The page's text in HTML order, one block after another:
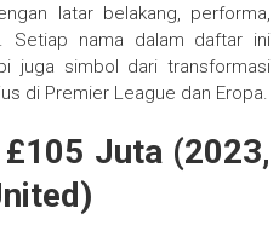
latar belakang, performa,
Setiap nama dalam daftar ini
juga simbol dari transformasi
di Premier League dan Eropa.
Juta (2023,